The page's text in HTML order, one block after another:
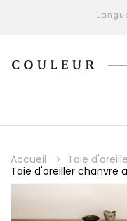
Accueil
Taie
Taie d'oreiller chanvre